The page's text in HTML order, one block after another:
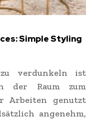
Simple Styling
verdunkeln ist
der Raum zum
Arbeiten genutzt
angenehm,